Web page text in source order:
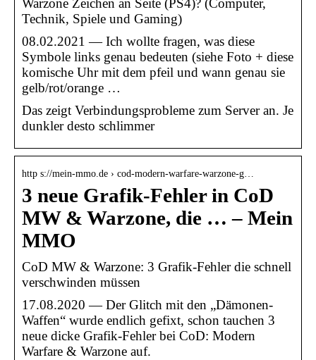
Warzone Zeichen an Seite (PS4)? (Computer,
Technik, Spiele und Gaming)
08.02.2021 — Ich wollte fragen, was diese
Symbole links genau bedeuten (siehe Foto + diese
komische Uhr mit dem pfeil und wann genau sie
gelb/rot/orange …
Das zeigt Verbindungsprobleme zum Server an. Je
dunkler desto schlimmer
http s://mein-mmo.de › cod-modern-warfare-warzone-g…
3 neue Grafik-Fehler in CoD
MW & Warzone, die … – Mein
MMO
CoD MW & Warzone: 3 Grafik-Fehler die schnell
verschwinden müssen
17.08.2020 — Der Glitch mit den „Dämonen-
Waffen“ wurde endlich gefixt, schon tauchen 3
neue dicke Grafik-Fehler bei CoD: Modern
Warfare & Warzone auf.